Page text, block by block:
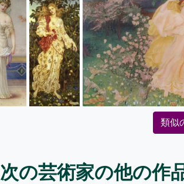
類似
次の芸術家の他の作